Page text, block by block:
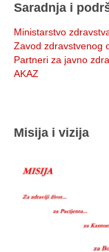
Saradnja i
Ministarstvo
Zavod zdravstvenog
Partneri za javno
AKAZ
Misija i vizija